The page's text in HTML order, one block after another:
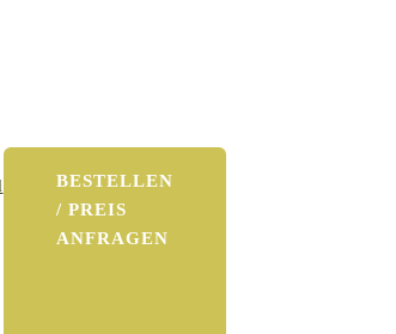
BESTELLEN
/ PREIS
ANFRAGEN